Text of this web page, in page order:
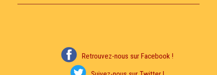
Retrouvez-nous sur Facebook !